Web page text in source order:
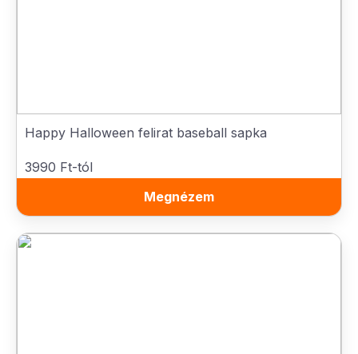
Happy Halloween felirat baseball sapka
3990 Ft-tól
Megnézem